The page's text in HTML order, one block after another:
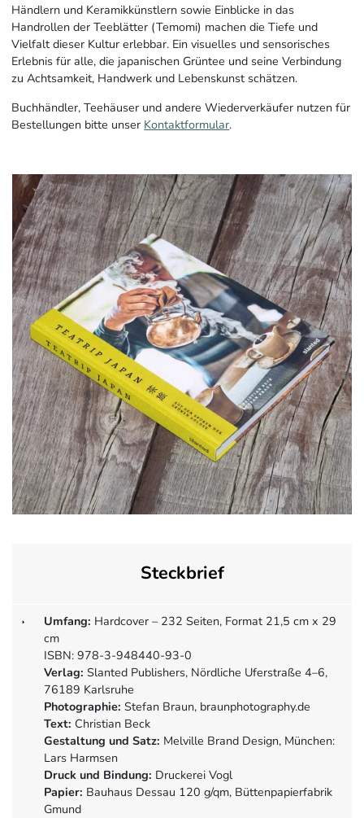
Händlern und Keramikkünstlern sowie Einblicke in das
Handrollen der Teeblätter (Temomi) machen die Tiefe und
Vielfalt dieser Kultur erlebbar. Ein visuelles und sensorisches
Erlebnis für alle, die japanischen Grüntee und seine Verbindung
zu Achtsamkeit, Handwerk und Lebenskunst schätzen.
Buchhändler, Teehäuser und andere Wiederverkäufer nutzen für
Bestellungen bitte unser Kontaktformular.
Steckbrief
Umfang: Hardcover – 232 Seiten, Format 21,5 cm x 29
cm
ISBN: 978-3-948440-93-0
Verlag: Slanted Publishers, Nördliche Uferstraße 4–6,
76189 Karlsruhe
Photographie: Stefan Braun, braunphotography.de
Text: Christian Beck
Gestaltung und Satz: Melville Brand Design, München:
Lars Harmsen
Druck und Bindung: Druckerei Vogl
Papier: Bauhaus Dessau 120 g/qm, Büttenpapierfabrik
Gmund